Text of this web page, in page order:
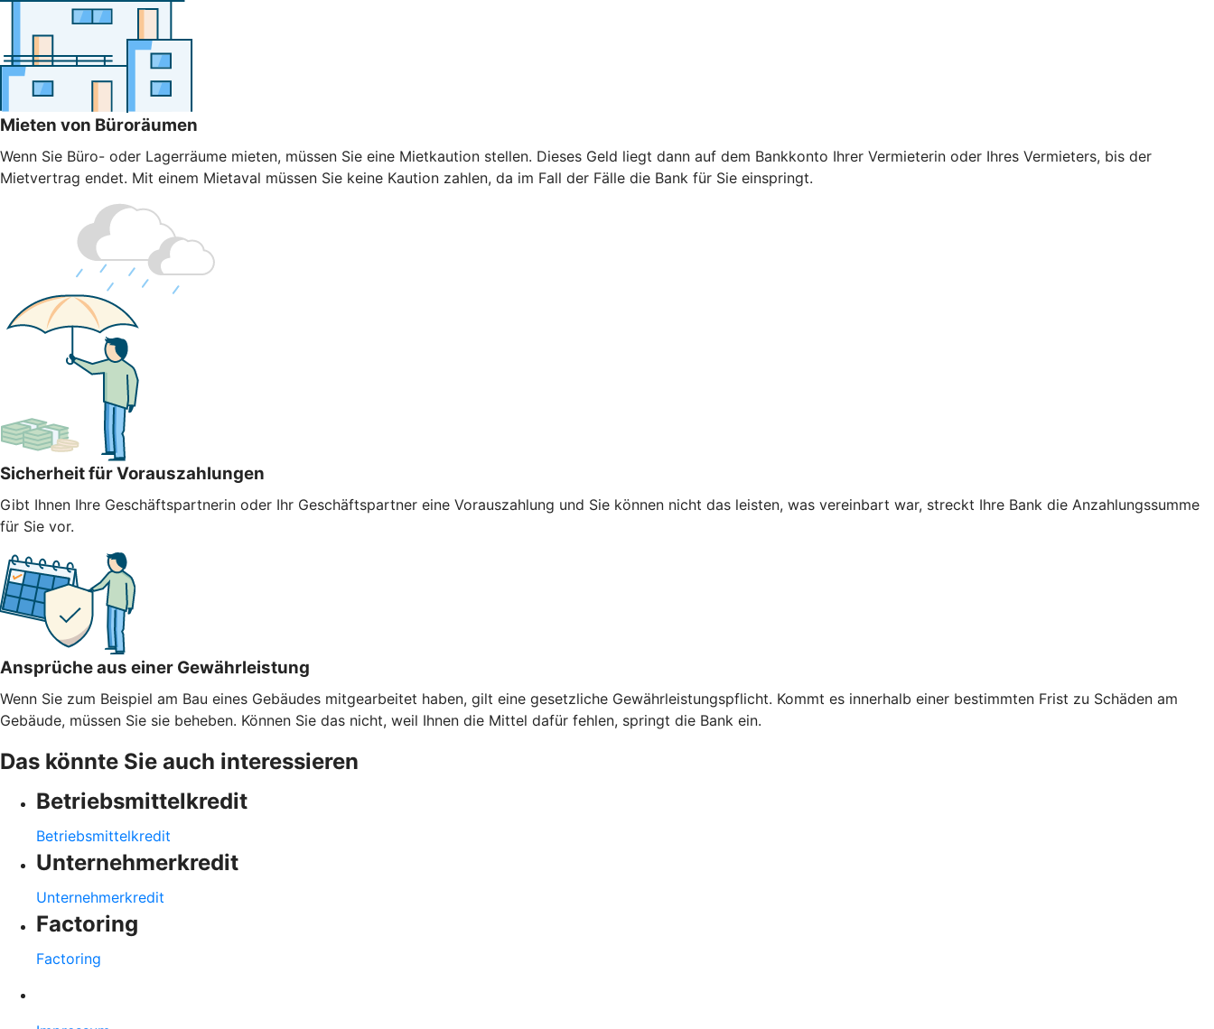
Mieten von Büroräumen
Wenn Sie Büro- oder Lagerräume mieten, müssen Sie eine Mietkaution stellen. Dieses Geld liegt dann auf dem Bankkonto Ihrer Vermieterin oder Ihres Vermieters, bis der
Mietvertrag endet. Mit einem Mietaval müssen Sie keine Kaution zahlen, da im Fall der Fälle die Bank für Sie einspringt.
Sicherheit für Vorauszahlungen
Gibt Ihnen Ihre Geschäftspartnerin oder Ihr Geschäftspartner eine Vorauszahlung und Sie können nicht das leisten, was vereinbart war, streckt Ihre Bank die Anzahlungssumme
für Sie vor.
Ansprüche aus einer Gewährleistung
Wenn Sie zum Beispiel am Bau eines Gebäudes mitgearbeitet haben, gilt eine gesetzliche Gewährleistungspflicht. Kommt es innerhalb einer bestimmten Frist zu Schäden am
Gebäude, müssen Sie sie beheben. Können Sie das nicht, weil Ihnen die Mittel dafür fehlen, springt die Bank ein.
Das könnte Sie auch interessieren
Betriebsmittelkredit
Betriebsmittelkredit
Unternehmerkredit
Unternehmerkredit
Factoring
Factoring